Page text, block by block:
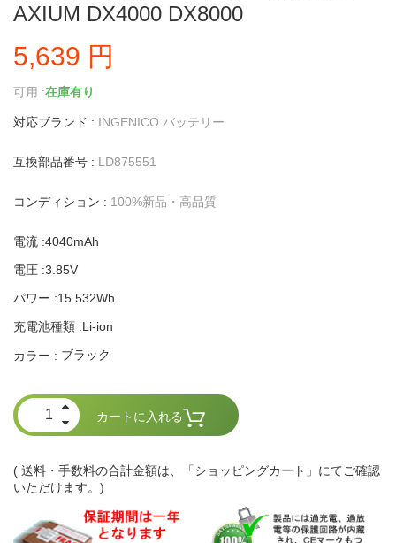
AXIUM DX4000 DX8000
5,639 円
可用 :在庫有り
対応ブランド : INGENICO バッテリー
互換部品番号 : LD875551
コンディション : 100%新品・高品質
電流 :4040mAh
電圧 :3.85V
パワー :15.532Wh
充電池種類 :Li-ion
カラー : ブラック
カートに入れる
( 送料・手数料の合計金額は、「ショッピングカート」にてご確認
いただけます。)